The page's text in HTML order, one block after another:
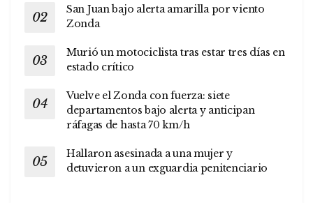
San Juan bajo alerta amarilla por viento
Zonda
Murió un motociclista tras estar tres días en
estado crítico
Vuelve el Zonda con fuerza: siete
departamentos bajo alerta y anticipan
ráfagas de hasta 70 km/h
Hallaron asesinada a una mujer y
detuvieron a un exguardia penitenciario